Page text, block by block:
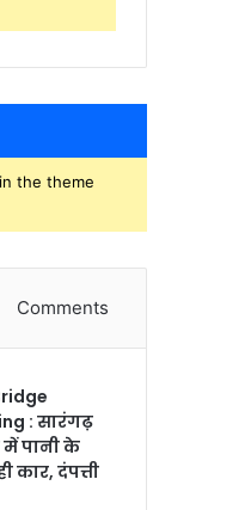
the theme
Comments
: सारंगढ़
में पानी के
कार, दंपत्ती